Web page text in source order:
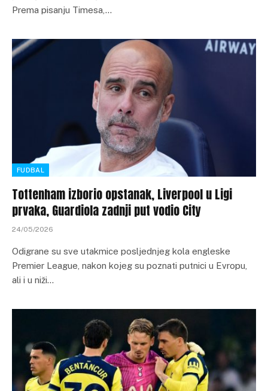
Prema pisanju Timesa,…
FUDBAL
Tottenham izborio opstanak, Liverpool u Ligi
prvaka, Guardiola zadnji put vodio City
24/05/2026
Odigrane su sve utakmice posljednjeg kola engleske
Premier League, nakon kojeg su poznati putnici u Evropu,
ali i u niži…